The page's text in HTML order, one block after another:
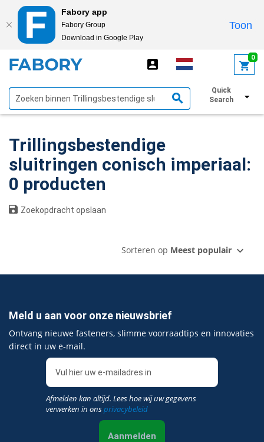
Fabory app
Fabory Group
Download in Google Play
Toon
0
Quick
Search
Toon filters
Trillingsbestendige
sluitringen conisch imperiaal:
0 producten
Zoekopdracht opslaan
Sorteren op Meest populair
Meld u aan voor onze nieuwsbrief
Ontvang nieuwe fasteners, slimme voorraadtips en innovaties
direct in uw e‑mail.
Afmelden kan altijd. Lees hoe wij uw gegevens
verwerken in onsprivacybeleid
Aanmelden